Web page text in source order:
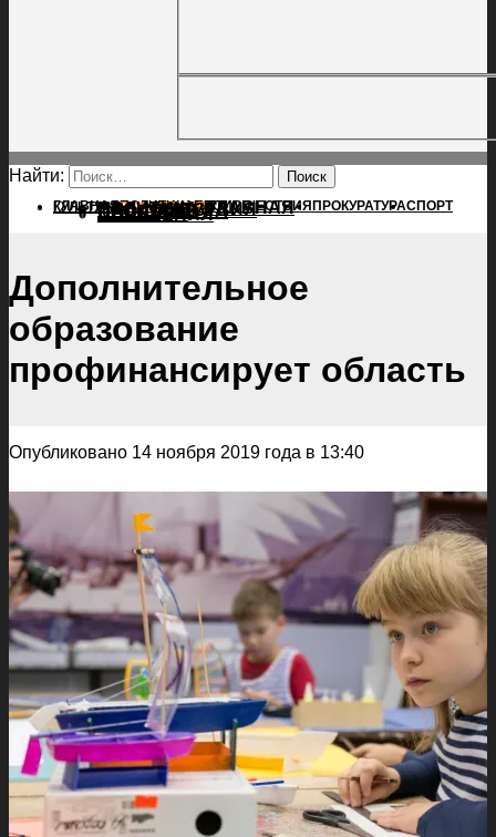
Найти:
ГЛАВНАЯПОЛИТИКАПРОИСШЕСТВИЯ ПРОКУРАТУРАСПОРТ
КУЛЬТУРАПОСЕЛЕНИЯГЛАВНАЯ
ПОЛИТИКА
ПРОИСШЕСТВИЯ
ПРОКУРАТУРА
СПОРТ
КУЛЬТУРА
ПОСЕЛЕНИЯ
Дополнительное
образование
профинансирует область
Опубликовано 14 ноября 2019 года в 13:40